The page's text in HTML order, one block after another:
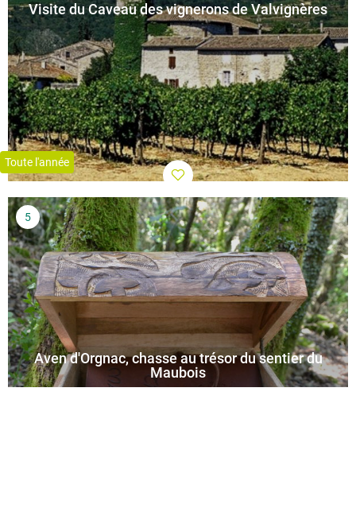
Visite du Caveau des vignerons de Valvignères
Toute l'année
Aven d'Orgnac, chasse au trésor du sentier du
Maubois